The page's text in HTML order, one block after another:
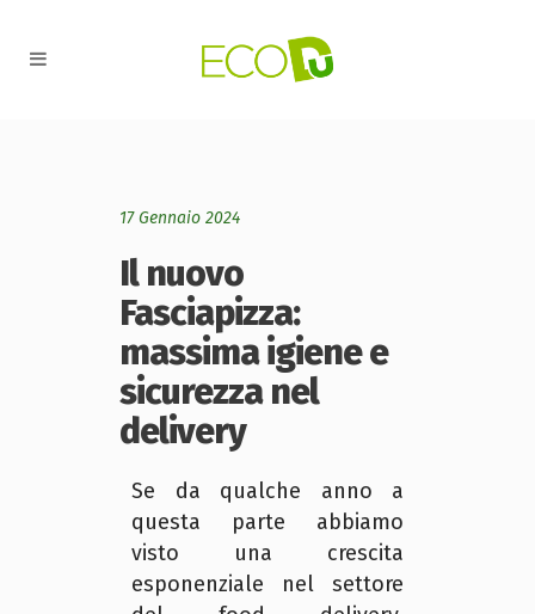
17 Gennaio 2024
Il nuovo
Fasciapizza:
massima igiene e
sicurezza nel
delivery
Se da qualche anno a
questa parte abbiamo
visto una crescita
esponenziale nel settore